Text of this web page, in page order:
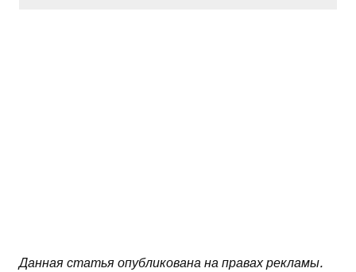
Данная статья опубликована на правах рекламы.